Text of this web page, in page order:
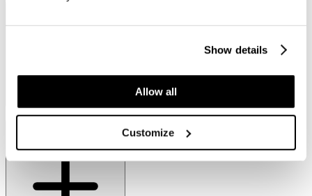
Show details
Allow all
Customize
Silverguard bekleding